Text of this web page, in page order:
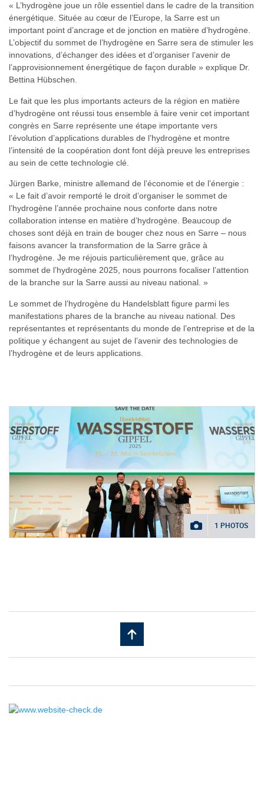
« L’hydrogène joue un rôle essentiel dans le cadre de la transition
énergétique. Située au cœur de l’Europe, la Sarre est un
important point d’ancrage et de jonction en matière d’hydrogène.
L’objectif du sommet de l’hydrogène en Sarre sera de stimuler les
innovations, d’échanger des idées et d’organiser l’avenir de
l’approvisionnement énergétique de façon durable » explique Dr.
Bettina Hübschen.
Le fait que les plus importants acteurs de la région en matière
d’hydrogène ont réussi tous ensemble à faire venir cet important
congrès en Sarre représente une étape importante vers
l’évolution d’applications durables de l’hydrogène et montre
l’intensité de la coopération dont font déjà preuve les entreprises
au sein de cette technologie clé.
Jürgen Barke, ministre allemand de l’économie et de l’énergie :
« Le fait d’avoir remporté le droit d’organiser le sommet de
l’hydrogène l’année prochaine nous conforte dans notre
collaboration intense en matière d’hydrogène. Beaucoup de
choses sont déjà en train de bouger chez nous en Sarre – nous
faisons avancer la transformation de la Sarre grâce à
l’hydrogène. Je me réjouis particulièrement que, grâce au
sommet de l’hydrogène 2025, nous pourrons focaliser l’attention
de la branche sur la Sarre aussi au niveau national. »
Le sommet de l’hydrogène du Handelsblatt figure parmi les
manifestations phares de la branche au niveau national. Des
représentantes et représentants du monde de l’entreprise et de la
politique y échangent au sujet de l’avenir des technologies de
l’hydrogène et de leurs applications.
1 PHOTOS